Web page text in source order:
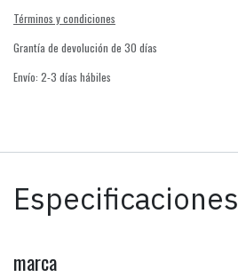
Términos y condiciones
Grantía de devolución de 30 días
Envío: 2-3 días hábiles
Especificaciones
marca